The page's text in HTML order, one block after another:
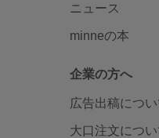
ニュース
minneの本
企業の方へ
広告出稿につい
大口注文につい